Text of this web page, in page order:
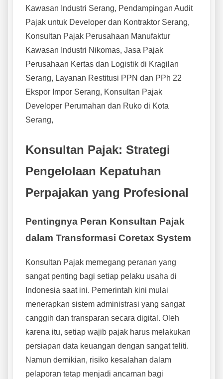
Kawasan Industri Serang, Pendampingan Audit
Pajak untuk Developer dan Kontraktor Serang,
Konsultan Pajak Perusahaan Manufaktur
Kawasan Industri Nikomas, Jasa Pajak
Perusahaan Kertas dan Logistik di Kragilan
Serang, Layanan Restitusi PPN dan PPh 22
Ekspor Impor Serang, Konsultan Pajak
Developer Perumahan dan Ruko di Kota
Serang,
Konsultan Pajak: Strategi
Pengelolaan Kepatuhan
Perpajakan yang Profesional
Pentingnya Peran Konsultan Pajak
dalam Transformasi Coretax System
Konsultan Pajak memegang peranan yang
sangat penting bagi setiap pelaku usaha di
Indonesia saat ini. Pemerintah kini mulai
menerapkan sistem administrasi yang sangat
canggih dan transparan secara digital. Oleh
karena itu, setiap wajib pajak harus melakukan
persiapan data keuangan dengan sangat teliti.
Namun demikian, risiko kesalahan dalam
pelaporan tetap menjadi ancaman bagi